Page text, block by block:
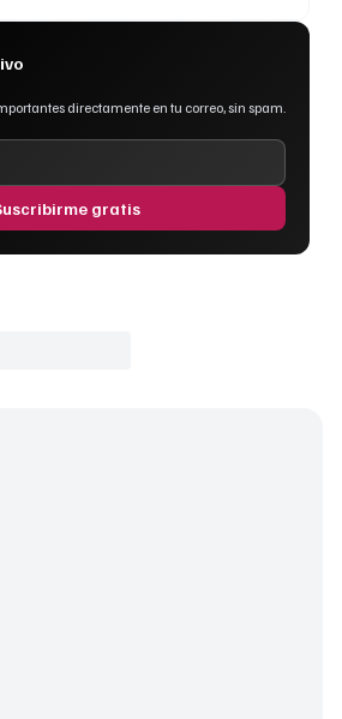
directamente en tu correo, sin spam.
gratis